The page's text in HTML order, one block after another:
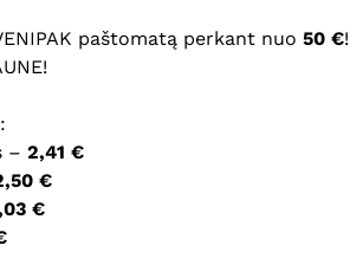
paštomatą perkant nuo 50 €!
– 2,41 €
€
€